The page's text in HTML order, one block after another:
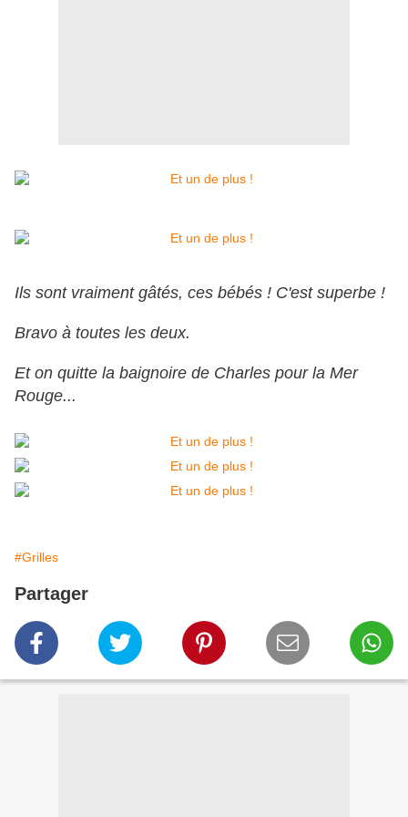
Ils sont vraiment gâtés, ces bébés ! C'est superbe !
Bravo à toutes les deux.
Et on quitte la baignoire de Charles pour la Mer
Rouge...
#Grilles
Partager